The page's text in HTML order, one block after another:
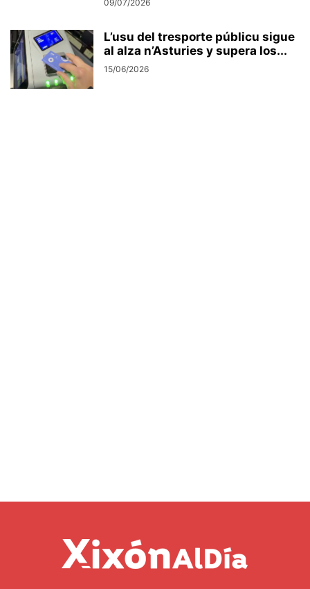
09/07/2026
L’usu del tresporte públicu sigue
al alza n’Asturies y supera los...
15/06/2026